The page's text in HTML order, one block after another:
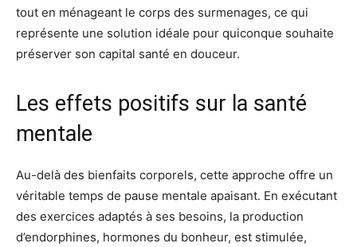
tout en ménageant le corps des surmenages, ce qui
représente une solution idéale pour quiconque souhaite
préserver son capital santé en douceur.
Les effets positifs sur la santé
mentale
Au-delà des bienfaits corporels, cette approche offre un
véritable temps de pause mentale apaisant. En exécutant
des exercices adaptés à ses besoins, la production
d’endorphines, hormones du bonheur, est stimulée,